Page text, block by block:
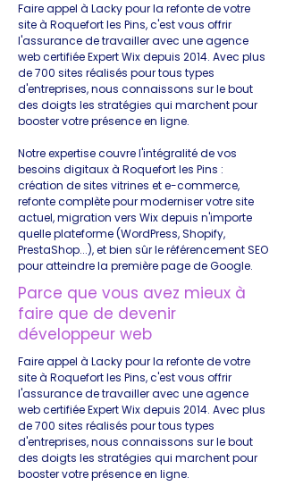
Faire appel à Lacky pour la refonte de votre
site à Roquefort les Pins, c'est vous offrir
l'assurance de travailler avec une agence
web certifiée Expert Wix depuis 2014. Avec plus
de 700 sites réalisés pour tous types
d'entreprises, nous connaissons sur le bout
des doigts les stratégies qui marchent pour
booster votre présence en ligne.
Notre expertise couvre l'intégralité de vos
besoins digitaux à Roquefort les Pins :
création de sites vitrines et e-commerce,
refonte complète pour moderniser votre site
actuel, migration vers Wix depuis n'importe
quelle plateforme (WordPress, Shopify,
PrestaShop...), et bien sûr le référencement SEO
pour atteindre la première page de Google.
Parce que vous avez mieux à
faire que de devenir
développeur web
Faire appel à Lacky pour la refonte de votre
site à Roquefort les Pins, c'est vous offrir
l'assurance de travailler avec une agence
web certifiée Expert Wix depuis 2014. Avec plus
de 700 sites réalisés pour tous types
d'entreprises, nous connaissons sur le bout
des doigts les stratégies qui marchent pour
booster votre présence en ligne.